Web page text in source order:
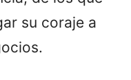
su coraje a